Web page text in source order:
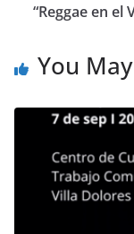
“Reggae en el
You